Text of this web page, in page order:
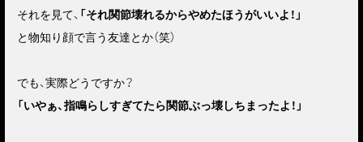
それを見て、 「それ関節壊れるからやめたほうがいいよ！」
と物知り顔で言う友達とか（笑）
でも、実際どうですか？
「いやぁ、指鳴らしすぎてたら関節ぶっ壊しちまったよ！」